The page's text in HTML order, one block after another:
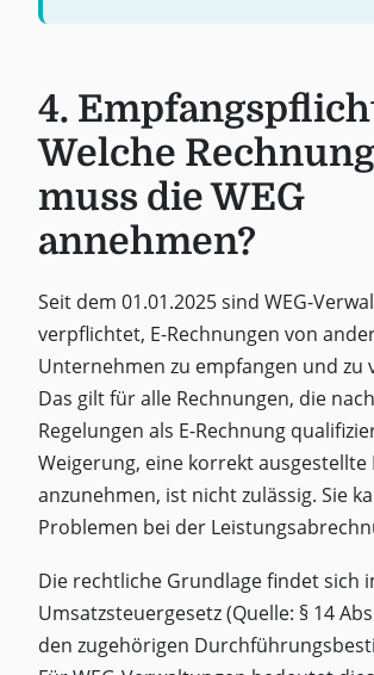
4.
Welche
muss die WEG
annehmen?
Seit dem 01.01.2025 sind WEG-
verpflichtet, E-Rechnungen von
Unternehmen zu empfangen und zu
Das gilt für alle Rechnungen, die
Regelungen als E-Rechnung
Weigerung, eine korrekt ausgestellte
anzunehmen, ist nicht zulässig. Sie
Problemen bei der
Die rechtliche Grundlage findet sich
Umsatzsteuergesetz (Quelle: § 14
den zugehörigen